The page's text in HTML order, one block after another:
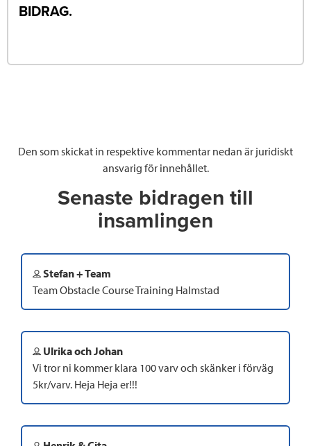
BIDRAG.
Den som skickat in respektive kommentar nedan är juridiskt
ansvarig för innehållet.
Senaste bidragen till
insamlingen
Stefan + Team
Team Obstacle Course Training Halmstad
Ulrika och Johan
Vi tror ni kommer klara 100 varv och skänker i förväg
5kr/varv. Heja Heja er!!!